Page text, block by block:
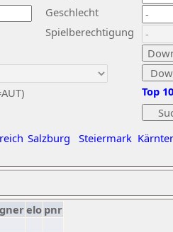
Geschlecht
Spielberechtigung
Salzburg Steiermark
Top
elo pnr